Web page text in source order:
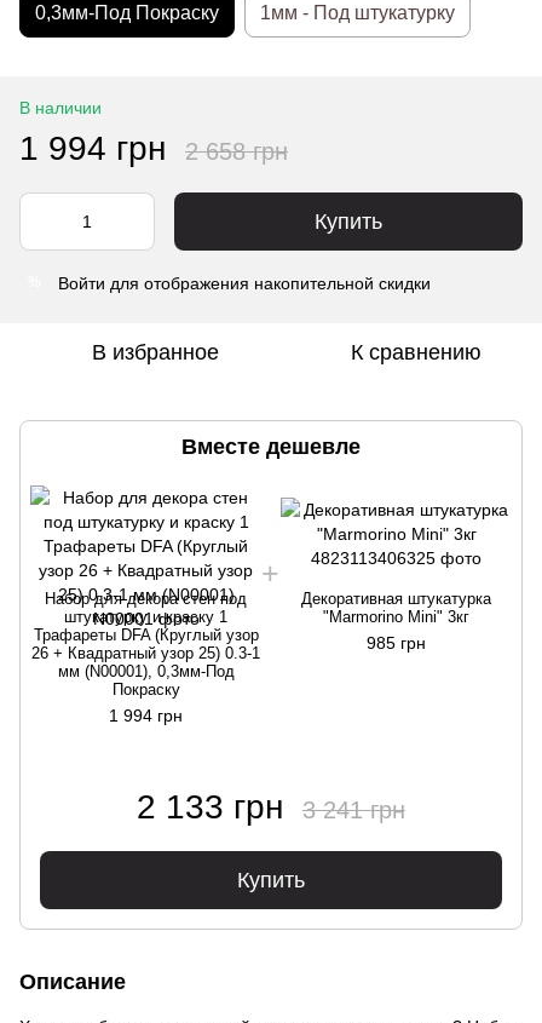
0,3мм-Под Покраску 1мм - Под штукатурку
В наличии
1 994 грн 2 658 грн
Купить
Войти для отображения накопительной скидки
В избранное К сравнению
Вместе дешевле
Набор для декора стен под
штукатурку и краску 1
Трафареты DFA (Круглый узор
26 + Квадратный узор 25) 0.3-1
мм (N00001), 0,3мм-Под
Покраску
1 994 грн
Декоративная штукатурка
"Marmorino Mini" 3кг
985 грн
2 133 грн 3 241 грн
Купить
Описание